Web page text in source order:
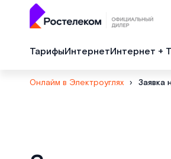
ТарифыИнтернетИнтернет +
Онлайм в Электроуглях › Заявка